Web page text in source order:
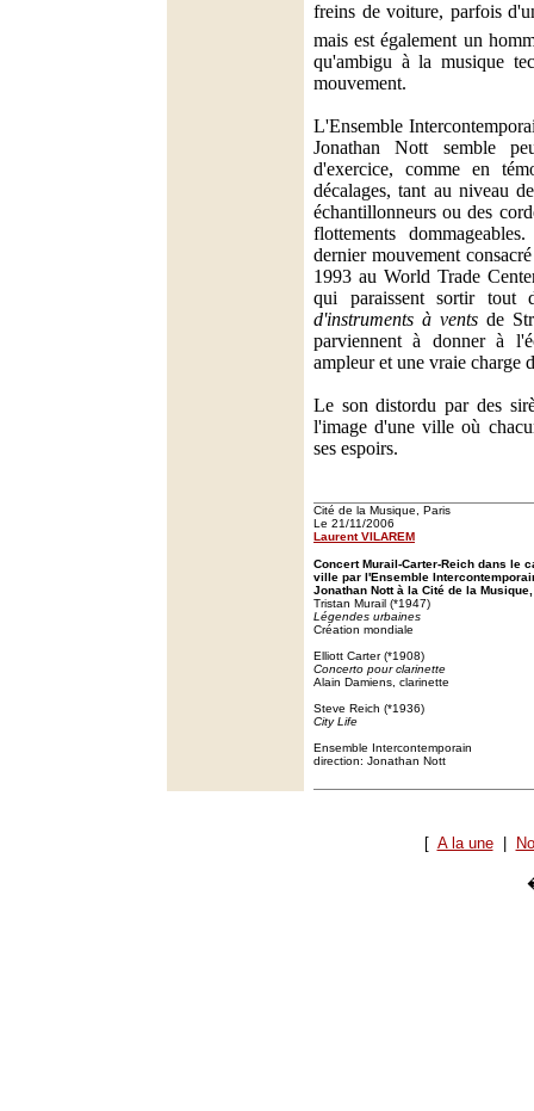
freins de voiture, parfois
mais est également un
qu'ambigu à la musique
mouvement.
L'Ensemble
Jonathan Nott semble
d'exercice, comme en
décalages, tant au niveau
échantillonneurs ou des
flottements
dernier mouvement
1993 au World Trade
qui paraissent sortir
d'instruments à vents de
parviennent à donner à
ampleur et une vraie charge
Le son distordu par des
l'image d'une ville où
ses espoirs.
Cité de la Musique, Paris
Le 21/11/2006
Laurent VILAREM
Concert Murail-Carter-Reich dans le
ville par l'Ensemble
Jonathan Nott à la Cité de la
Tristan Murail (*1947)
Légendes urbaines
Création mondiale
Elliott Carter (*1908)
Concerto pour clarinette
Alain Damiens, clarinette
Steve Reich (*1936)
City Life
Ensemble Intercontemporain
direction: Jonathan Nott
[ A la une|